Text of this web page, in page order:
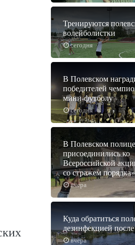
сегодня
Тренируются
волейболистки
сегодня
В Полевском
победителей
мини-футболу
вчера
В Полевском
присоединились ко
Всероссийской
со стражем
вчера
Куда обратиться
дезинфекцией